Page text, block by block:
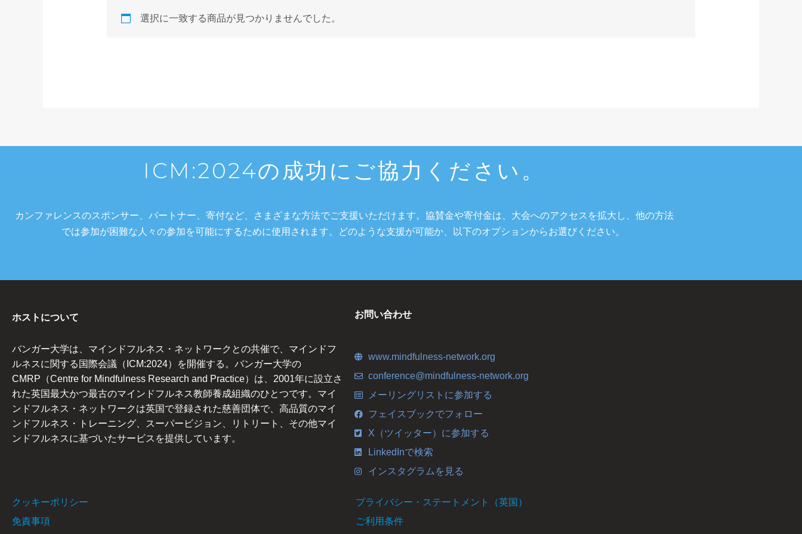
選択に一致する商品が見つかりませんでした。
ICM:2024の成功にご協力ください。
カンファレンスのスポンサー、パートナー、寄付など、さまざまな方法でご支援いただけます。協賛金や寄付金は、大会へのアクセスを拡大し、他の方法
では参加が困難な人々の参加を可能にするために使用されます。どのような支援が可能か、以下のオプションからお選びください。
ホストについて
バンガー大学は、マインドフルネス・ネットワークとの共催で、マインドフ
ルネスに関する国際会議（ICM:2024）を開催する。バンガー大学の
CMRP（Centre for Mindfulness Research and Practice）は、2001年に設立さ
れた英国最大かつ最古のマインドフルネス教師養成組織のひとつです。マイ
ンドフルネス・ネットワークは英国で登録された慈善団体で、高品質のマイ
ンドフルネス・トレーニング、スーパービジョン、リトリート、その他マイ
ンドフルネスに基づいたサービスを提供しています。
お問い合わせ
www.mindfulness-network.org
conference@mindfulness-network.org
メーリングリストに参加する
フェイスブックでフォロー
X（ツイッター）に参加する
LinkedInで検索
インスタグラムを見る
クッキーポリシー
免責事項
プライバシー・ステートメント（英国）
ご利用条件